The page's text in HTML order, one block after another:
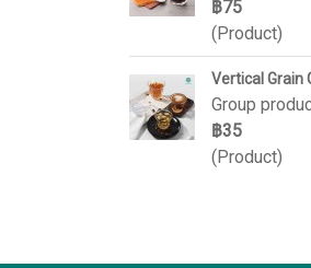
฿75
(Product)
Vertical Grain
Group
฿35
(Product)